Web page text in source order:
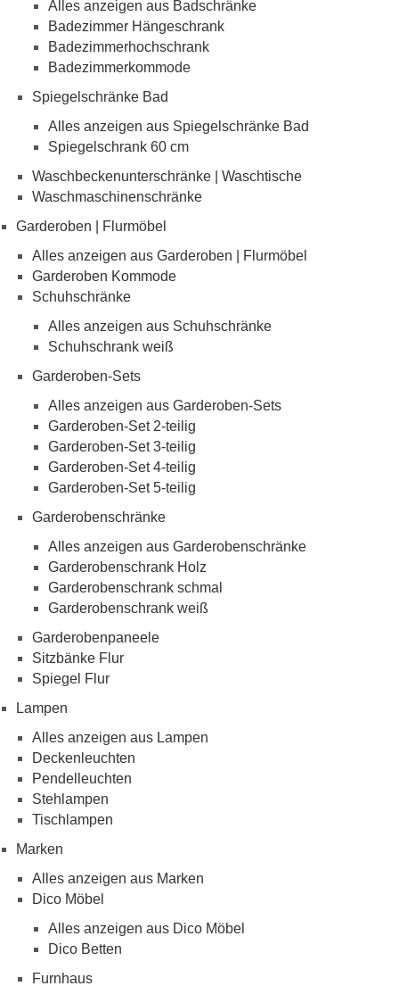
Alles anzeigen aus Badschränke
Badezimmer Hängeschrank
Badezimmerhochschrank
Badezimmerkommode
Spiegelschränke Bad
Alles anzeigen aus Spiegelschränke Bad
Spiegelschrank 60 cm
Waschbeckenunterschränke | Waschtische
Waschmaschinenschränke
Garderoben | Flurmöbel
Alles anzeigen aus Garderoben | Flurmöbel
Garderoben Kommode
Schuhschränke
Alles anzeigen aus Schuhschränke
Schuhschrank weiß
Garderoben-Sets
Alles anzeigen aus Garderoben-Sets
Garderoben-Set 2-teilig
Garderoben-Set 3-teilig
Garderoben-Set 4-teilig
Garderoben-Set 5-teilig
Garderobenschränke
Alles anzeigen aus Garderobenschränke
Garderobenschrank Holz
Garderobenschrank schmal
Garderobenschrank weiß
Garderobenpaneele
Sitzbänke Flur
Spiegel Flur
Lampen
Alles anzeigen aus Lampen
Deckenleuchten
Pendelleuchten
Stehlampen
Tischlampen
Marken
Alles anzeigen aus Marken
Dico Möbel
Alles anzeigen aus Dico Möbel
Dico Betten
Furnhaus